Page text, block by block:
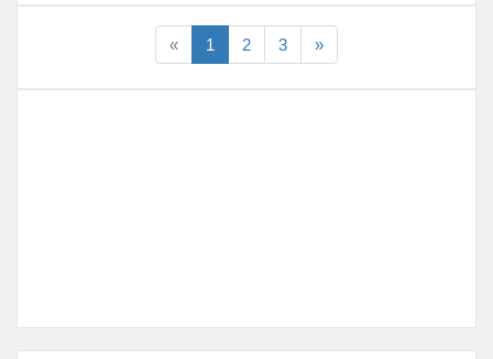
« 1 2 3 »